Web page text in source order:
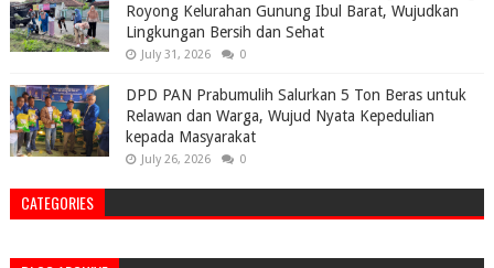
Royong Kelurahan Gunung Ibul Barat, Wujudkan
Lingkungan Bersih dan Sehat
July 31, 2026 0
DPD PAN Prabumulih Salurkan 5 Ton Beras untuk
Relawan dan Warga, Wujud Nyata Kepedulian
kepada Masyarakat
July 26, 2026 0
CATEGORIES